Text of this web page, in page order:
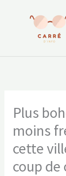
Plus
moins
cette
coup